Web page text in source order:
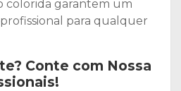
colorida garantem um
para qualquer
Conte com Nossa